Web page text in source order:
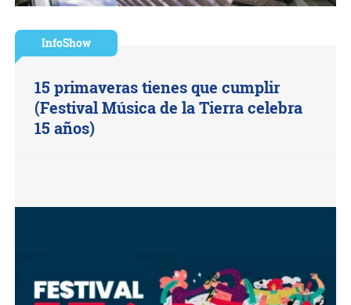
InfoShow
15 primaveras tienes que cumplir
(Festival Música de la Tierra celebra
15 años)